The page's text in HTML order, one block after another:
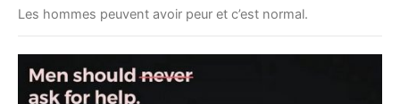
Les hommes peuvent avoir peur et c’est normal.